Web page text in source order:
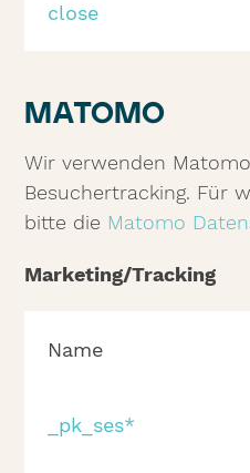
close
MATOMO
Wir verwenden
Besuchertracking. Für
bitte die Matomo
Marketing/Tracking
Name
_pk_ses*